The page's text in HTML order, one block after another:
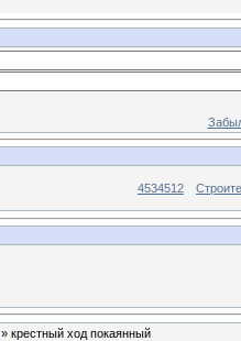
4534512
» крестный ход покаянный